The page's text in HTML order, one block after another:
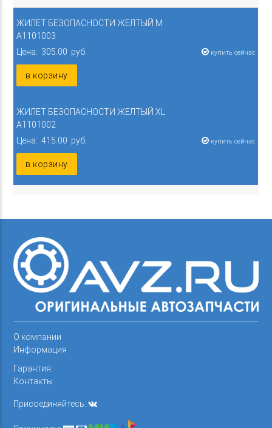
ЖИЛЕТ БЕЗОПАСНОСТИ ЖЕЛТЫЙ M
A1101003
Цена: 305.00 руб.
купить сейчас
в корзину
ЖИЛЕТ БЕЗОПАСНОСТИ ЖЕЛТЫЙ XL
A1101002
Цена: 415.00 руб.
купить сейчас
в корзину
О компании
Информация
Гарантия
Контакты
Присоединяйтесь: